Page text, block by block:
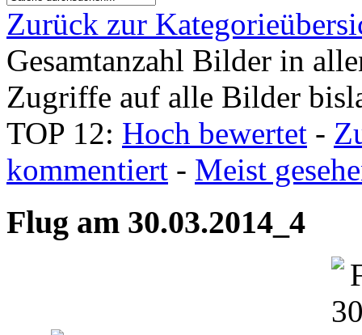
Zurück zur
Gesamtanzahl Bilder in
Zugriffe auf alle Bilder
TOP 12: Hoch bewertet -
kommentiert - Meist
Flug am 30.03.2014_4